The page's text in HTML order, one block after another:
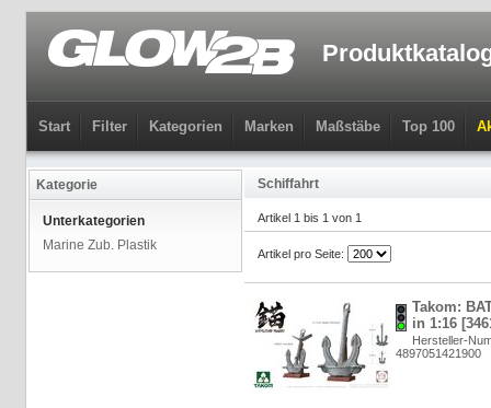
Start Filter Kategorien Marken Maßstäbe Top 100
Kategorie
Unterkategorien
Marine Zub. Plastik
Schiffahrt
Artikel 1 bis 1 von 1
Artikel pro Seite:
Takom:
in 1:16
Hersteller-
4897051421900